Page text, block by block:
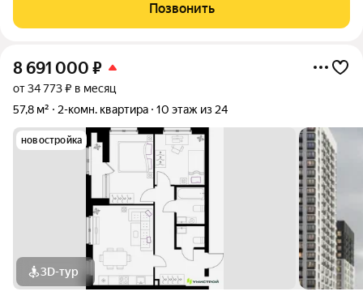
Позвонить
8 691 000 ₽
от 34 773 ₽ в месяц
57,8 м²
2-комн. квартира 10 этаж из 24
новостройка
3D-тур